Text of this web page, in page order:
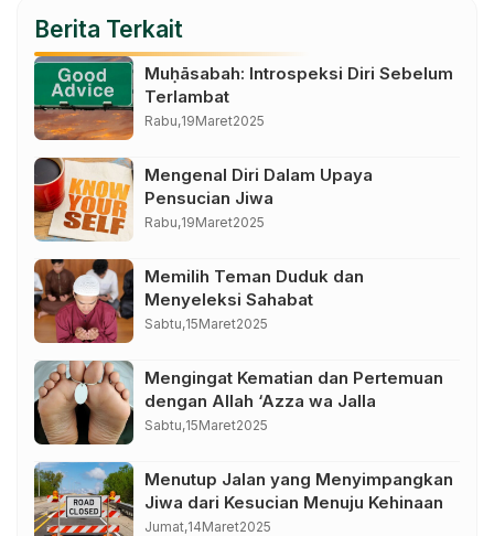
Berita Terkait
Muḥāsabah: Introspeksi Diri Sebelum
Terlambat
Rabu,19Maret2025
Mengenal Diri Dalam Upaya
Pensucian Jiwa
Rabu,19Maret2025
Memilih Teman Duduk dan
Menyeleksi Sahabat
Sabtu,15Maret2025
Mengingat Kematian dan Pertemuan
dengan Allah ‘Azza wa Jalla
Sabtu,15Maret2025
Menutup Jalan yang Menyimpangkan
Jiwa dari Kesucian Menuju Kehinaan
Jumat,14Maret2025